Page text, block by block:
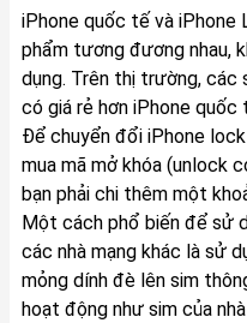
iPhone quốc tế và
phẩm tương đương nhau,
dụng. Trên thị trường, các
có giá rẻ hơn iPhone quốc
Để chuyển đổi iPhone
mua mã mở khóa (unlock
bạn phải chi thêm một
Một cách phổ biến để sử
các nhà mạng khác là sử
mỏng dính đè lên sim
hoạt động như sim của